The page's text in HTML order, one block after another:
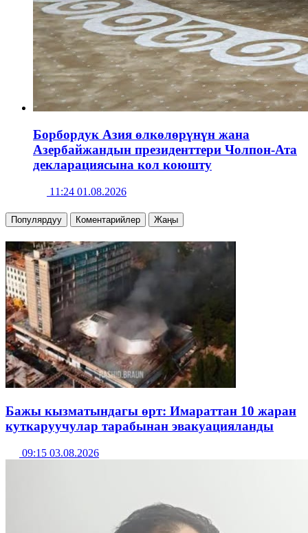
Борбордук Азия өлкөлөрүнүн жана
Азербайжандын президенттери Чолпон-Ата
декларациясына кол коюшту
11:24 01.08.2026
Популярдуу Коментарийлер Жаңы
Бажы кызматындагы өрт: Имараттан 10 жаран
куткаруучулар тарабынан эвакуацияланды
09:15 03.08.2026